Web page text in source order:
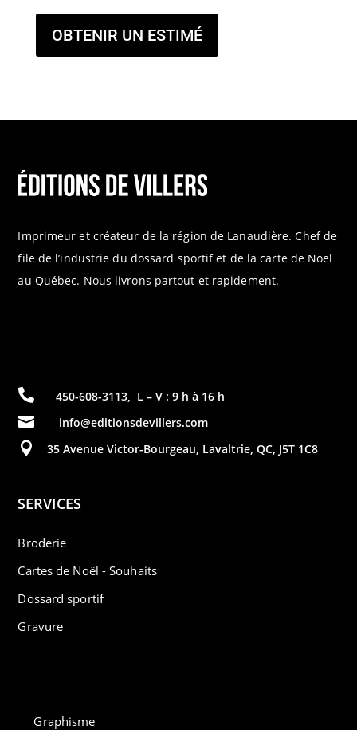
OBTENIR UN ESTIMÉ
Imprimeur et créateur de la région de Lanaudière. Chef de
file de l’industrie du dossard sportif et de la carte de Noël
au Québec. Nous livrons partout et rapidement.
 450-608-3113, L – V : 9 h à 16 h
 info@editionsdevillers.com
 35 Avenue Victor-Bourgeau, Lavaltrie, QC, J5T 1C8
SERVICES
Broderie
Cartes de Noël - Souhaits
Dossard sportif
Gravure
Graphisme